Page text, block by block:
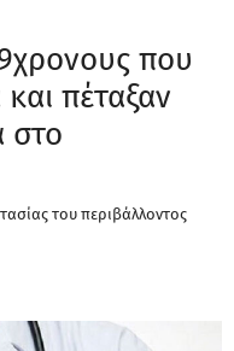
που
πέταξαν
στο
του περιβάλλοντος